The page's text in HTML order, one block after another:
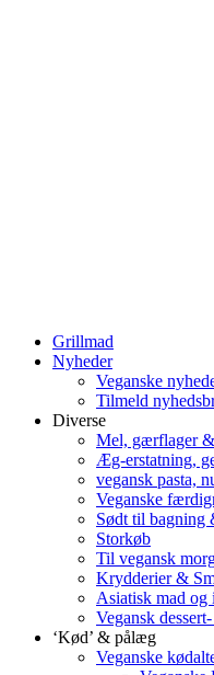
Grillmad
Nyheder
Veganske
Tilmeld
Diverse
Mel, gærflager
Æg-erstatning,
vegansk pasta,
Veganske
Sødt til bagning
Storkøb
Til vegansk
Krydderier &
Asiatisk mad og
Vegansk
‘Kød’ & pålæg
Veganske